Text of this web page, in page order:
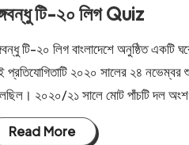
টি-২০ লিগ Quiz
টি-২০ লিগ বাংলাদেশে অনুষ্ঠিত একটি
প্রতিযোগিতাটি ২০২০ সালের ২৪ নভেম্বর
২০২০/২১ সালে মোট পাঁচটি দল
Read More